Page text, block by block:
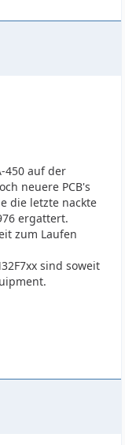
450 auf der
neuere PCB's
die letzte nackte
ergattert.
zum Laufen
sind soweit